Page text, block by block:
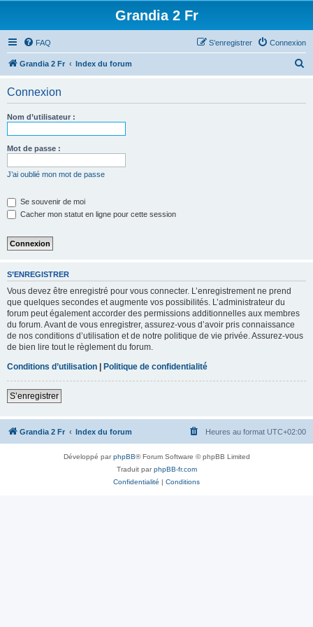
Grandia 2 Fr
FAQ Connexion
S’enregistrer
Grandia 2 Fr Index du forum
Connexion
Nom d’utilisateur :
Mot de passe :
J’ai oublié mon mot de passe
Se souvenir de moi
Cacher mon statut en ligne pour cette session
S’ENREGISTRER
Vous devez être enregistré pour vous connecter. L’enregistrement ne prend
que quelques secondes et augmente vos possibilités. L’administrateur du
forum peut également accorder des permissions additionnelles aux membres
du forum. Avant de vous enregistrer, assurez-vous d’avoir pris connaissance
de nos conditions d’utilisation et de notre politique de vie privée. Assurez-vous
de bien lire tout le règlement du forum.
Conditions d’utilisation | Politique de confidentialité
S’enregistrer
Grandia 2 Fr Index du forum Heures au format UTC+02:00
Développé parphpBB® Forum Software © phpBB Limited
Traduit parphpBB-fr.com
Confidentialité | Conditions